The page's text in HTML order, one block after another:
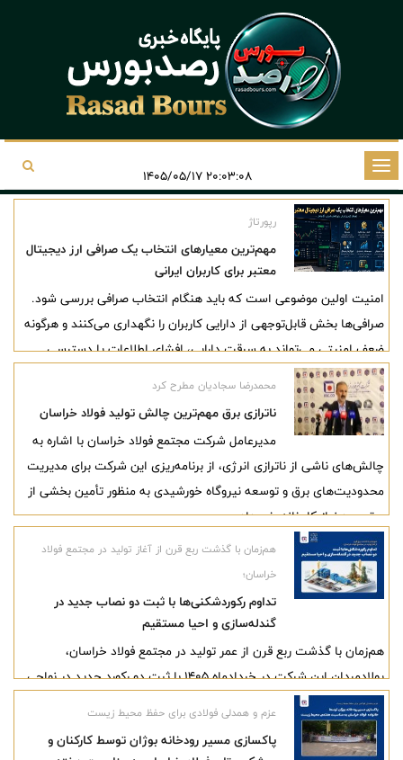
تغییر
وضعیت
ناوبری
رپورتاژ
مهم‌ترین معیارهای انتخاب یک صرافی ارز دیجیتال
معتبر برای کاربران ایرانی
امنیت اولین موضوعی است که باید هنگام انتخاب صرافی بررسی شود.
صرافی‌ها بخش قابل‌توجهی از دارایی کاربران را نگهداری می‌کنند و هرگونه
ضعف امنیتی می‌تواند به سرقت دارایی، افشای اطلاعات یا دسترسی
غیرمجاز به حساب‌ها منجر شود.محمدرضا سجادیان مطرح کرد
ناترازی برق مهم‌ترین چالش تولید فولاد خراسان
مدیرعامل شرکت مجتمع فولاد خراسان با اشاره به
چالش‌های ناشی از ناترازی انرژی، از برنامه‌ریزی این شرکت برای مدیریت
محدودیت‌های برق و توسعه نیروگاه خورشیدی به منظور تأمین بخشی از
برق مورد نیاز کارخانه خبر داد.
هم‌زمان با گذشت ربع قرن از آغاز تولید در مجتمع فولاد
خراسان؛
تداوم رکوردشکنی‌ها با ثبت دو نصاب جدید در
گندله‌سازی و احیا مستقیم
هم‌زمان با گذشت ربع قرن از عمر تولید در مجتمع فولاد خراسان،
پولادمردان این شرکت در خردادماه ۱۴۰۵ با ثبت دو رکورد جدید در نواحی
این قطب صنعتی افزودند.
عزم و همدلی فولادی برای حفظ محیط زیست
پاکسازی مسیر رودخانه بوژان توسط کارکنان و